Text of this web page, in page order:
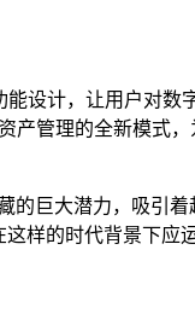
设计，让用户对数
产管理的全新模式
巨大潜力，吸引
样的时代背景下